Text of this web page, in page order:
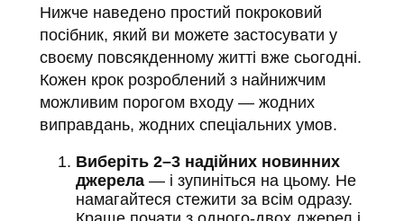
Нижче наведено простий покроковий
посібник, який ви можете застосувати у
своєму повсякденному житті вже сьогодні.
Кожен крок розроблений з найнижчим
можливим порогом входу — жодних
виправдань, жодних спеціальних умов.
Виберіть 2–3 надійних новинних
джерела— і зупиніться на цьому. Не
намагайтеся стежити за всім одразу.